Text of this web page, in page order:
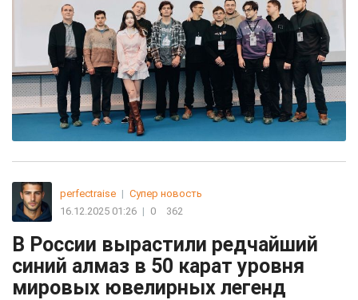
perfectraise | Супер новость
16.12.2025 01:26 | 0 362
В России вырастили редчайший
синий алмаз в 50 карат уровня
мировых ювелирных легенд